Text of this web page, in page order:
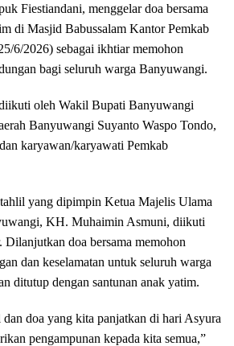
Fiestiandani, menggelar doa bersama
di Masjid Babussalam Kantor Pemkab
6/2026) sebagai ikhtiar memohon
bagi seluruh warga Banyuwangi.
oleh Wakil Bupati Banyuwangi
Banyuwangi Suyanto Waspo Tondo,
karyawan/karyawati Pemkab
yang dipimpin Ketua Majelis Ulama
KH. Muhaimin Asmuni, diikuti
Dilanjutkan doa bersama memohon
dan keselamatan untuk seluruh warga
ditutup dengan santunan anak yatim.
dan doa yang kita panjatkan di hari Asyura
pengampunan kepada kita semua,”